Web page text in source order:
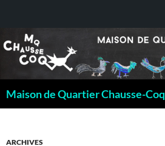
Maison de Quartier Chausse-Coq
ARCHIVES